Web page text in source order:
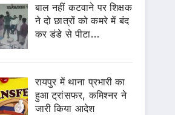
बाल नहीं कटवाने पर शिक्षक
ने दो छात्रों को कमरे में बंद
कर डंडे से पीटा…
रायपुर में थाना प्रभारी का
हुआ ट्रांसफर, कमिश्नर ने
जारी किया आदेश